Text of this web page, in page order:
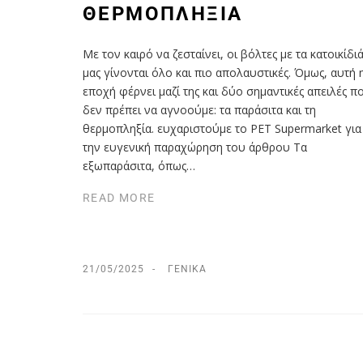
ΘΕΡΜΟΠΛΗΞΊΑ
Με τον καιρό να ζεσταίνει, οι βόλτες με τα κατοικίδιά
μας γίνονται όλο και πιο απολαυστικές. Όμως, αυτή
εποχή φέρνει μαζί της και δύο σημαντικές απειλές
δεν πρέπει να αγνοούμε: τα παράσιτα και τη
θερμοπληξία. ευχαριστούμε τo PET Supermarket για
την ευγενική παραχώρηση του άρθρου Τα
εξωπαράσιτα, όπως…
READ MORE
21/05/2025 ΓΕΝΙΚΆ